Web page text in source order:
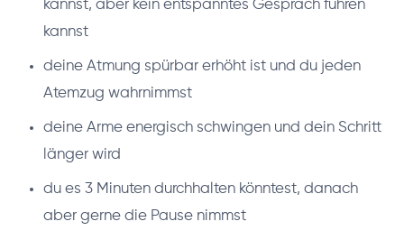
kannst, aber kein entspanntes Gespräch führen
kannst
deine Atmung spürbar erhöht ist und du jeden
Atemzug wahrnimmst
deine Arme energisch schwingen und dein Schritt
länger wird
du es 3 Minuten durchhalten könntest, danach
aber gerne die Pause nimmst